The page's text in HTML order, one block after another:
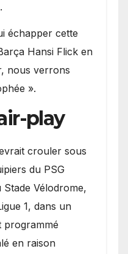
échapper cette
Hansi Flick en
nous verrons
».
play
crouler sous
du PSG
Vélodrome,
1, dans un
programmé
en raison